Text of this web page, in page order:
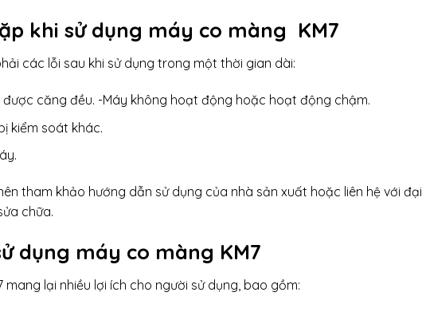
khi sử dụng máy co màng KM7
các lỗi sau khi sử dụng trong một thời gian dài:
căng đều. -Máy không hoạt động hoặc hoạt động chậm.
kiểm soát khác.
tham khảo hướng dẫn sử dụng của nhà sản xuất hoặc liên hệ với đại
chữa.
dụng máy co màng KM7
lại nhiều lợi ích cho người sử dụng, bao gồm: